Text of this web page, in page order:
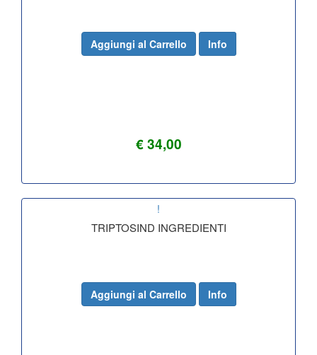
€ 34,00
Aggiungi al Carrello Info
!
TRIPTOSIND INGREDIENTI
Aggiungi al Carrello Info